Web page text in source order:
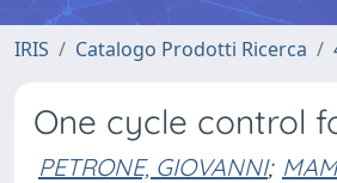
IRIS Catalogo Prodotti Ricerca
One cycle control
PETRONE, GIOVANNI;